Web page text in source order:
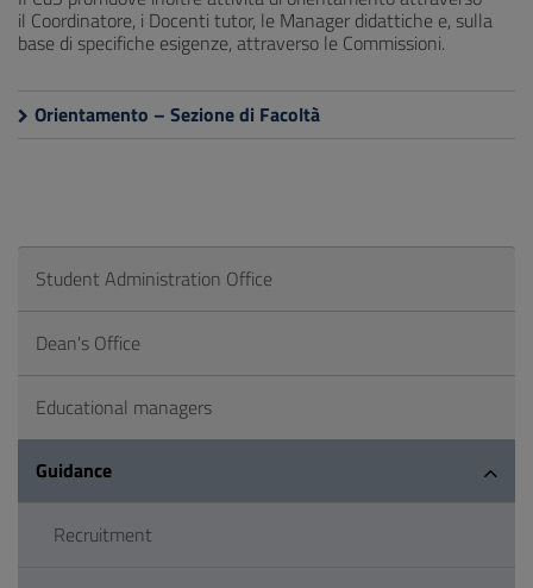
il Coordinatore, i Docenti tutor, le Manager didattiche e, sulla
base di specifiche esigenze, attraverso le Commissioni.
Orientamento – Sezione di Facoltà
Student Administration Office
Dean's Office
Educational managers
Guidance
Recruitment